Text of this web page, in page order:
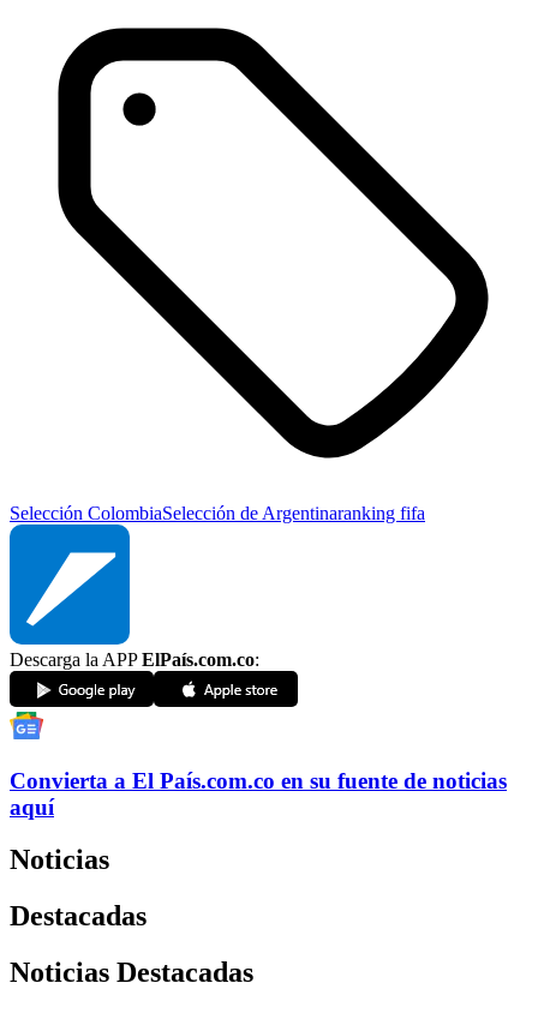
Selección ColombiaSelección de Argentinaranking fifa
Descarga la APPElPaís.com.co:
Convierta a El País.com.co en su fuente de noticias
aquí
Noticias
Destacadas
Noticias Destacadas